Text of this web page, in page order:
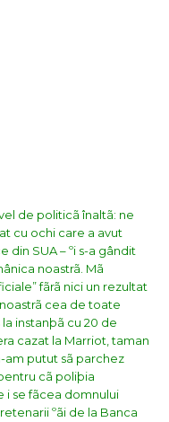
de politicã înaltã: ne
cu ochi care a avut
din SUA – ºi s-a gândit
noastrã. Mã
fãrã nici un rezultat
cea de toate
instanþã cu 20 de
cazat la Marriot, taman
am putut sã parchez
cã poliþia
i se fãcea domnului
ºãi de la Banca